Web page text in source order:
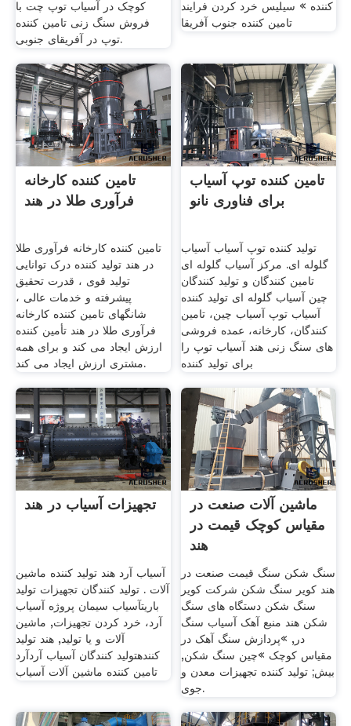
کوچک در آسیاب توپ چت با
فروش سنگ زنی تامین کننده
توپ در آفریقای جنوبی.
کننده » سیلیس خرد کردن فرایند
تامین کننده جنوب آفریقا
تامین کننده کارخانه
فرآوری طلا در هند
تامین کننده کارخانه فرآوری طلا
در هند تولید کننده درک توانایی
تولید قوی ، قدرت تحقیق
پیشرفته و خدمات عالی ،
شانگهای تامین کننده کارخانه
فرآوری طلا در هند تأمین کننده
ارزش ایجاد می کند و برای همه
مشتری ارزش ایجاد می کند.
تامین کننده توپ آسیاب
برای فناوری نانو
تولید کننده توپ آسیاب آسیاب
گلوله ای. مرکز آسیاب گلوله ای
تامین کنندگان و تولید کنندگان
چین آسیاب گلوله ای تولید کننده
آسیاب توپ آسیاب چین، تامین
کنندگان، کارخانه، عمده فروشی
های سنگ زنی هند آسیاب توپ را
برای تولید کننده
تجهیزات آسیاب در هند
آسیاب آرد هند تولید کننده ماشین
آلات . تولید کنندگان تجهیزات تولید
باریتآسیاب سیمان پروژه آسیاب
آرد، خرد کردن تجهیزات, ماشین
آلات و یا تولید, هند تولید
کنندهتولید کنندگان آسیاب آردآرد
تامین کننده ماشین آلات آسیاب
ماشین آلات صنعت در
مقیاس کوچک قیمت در
هند
سنگ شکن سنگ قیمت صنعت در
هند کویر سنگ شکن شرکت کویر
سنگ شکن دستگاه های سنگ
شکن هند منبع آهک آسیاب سنگ
در, »پردازش سنگ آهک در
مقیاس کوچک »چین سنگ شکن,
بیش; تولید کننده تجهیزات معدن و
جوی.